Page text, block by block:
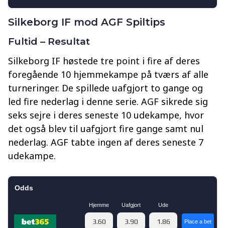
Silkeborg IF mod AGF Spiltips
Fultid – Resultat
Silkeborg IF høstede tre point i fire af deres
foregående 10 hjemmekampe på tværs af alle
turneringer. De spillede uafgjort to gange og
led fire nederlag i denne serie. AGF sikrede sig
seks sejre i deres seneste 10 udekampe, hvor
det også blev til uafgjort fire gange samt nul
nederlag. AGF tabte ingen af deres seneste 7
udekampe.